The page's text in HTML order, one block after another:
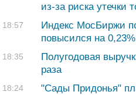
из-за риска утечки
18:57
Индекс МосБиржи
повысился на 0,23%
18:35
Полугодовая
раза
18:24
"Сады Придонья"